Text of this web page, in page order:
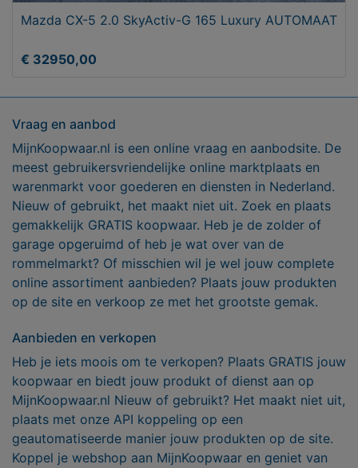
Mazda CX-5 2.0 SkyActiv-G 165 Luxury AUTOMAAT
€ 32950,00
Vraag en aanbod
MijnKoopwaar.nl is een online vraag en aanbodsite. De
meest gebruikersvriendelijke online marktplaats en
warenmarkt voor goederen en diensten in Nederland.
Nieuw of gebruikt, het maakt niet uit. Zoek en plaats
gemakkelijk GRATIS koopwaar. Heb je de zolder of
garage opgeruimd of heb je wat over van de
rommelmarkt? Of misschien wil je wel jouw complete
online assortiment aanbieden? Plaats jouw produkten
op de site en verkoop ze met het grootste gemak.
Aanbieden en verkopen
Heb je iets moois om te verkopen? Plaats GRATIS jouw
koopwaar en biedt jouw produkt of dienst aan op
MijnKoopwaar.nl Nieuw of gebruikt? Het maakt niet uit,
plaats met onze API koppeling op een
geautomatiseerde manier jouw produkten op de site.
Koppel je webshop aan MijnKoopwaar en geniet van